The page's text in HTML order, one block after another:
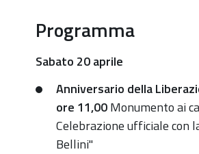
liberazione
e
25
aprile:
Zola
Liberata
Programma
Sabato 20 aprile
Anniversario della
ore 11,00Monumento ai
Celebrazione ufficiale con
Bellini"